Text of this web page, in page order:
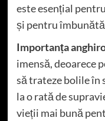
este esențial
și pentru
Importanța
imensă, deoarece
să trateze bolile în
la o rată de
vieții mai bună